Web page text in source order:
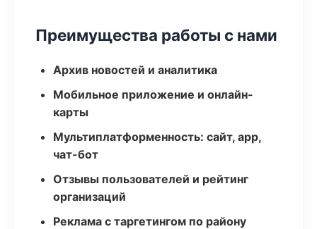
Преимущества работы с нами
Архив новостей и аналитика
Мобильное приложение и онлайн-
карты
Мультиплатформенность: сайт, app,
чат-бот
Отзывы пользователей и рейтинг
организаций
Реклама с таргетингом по району